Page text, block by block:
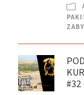
#32